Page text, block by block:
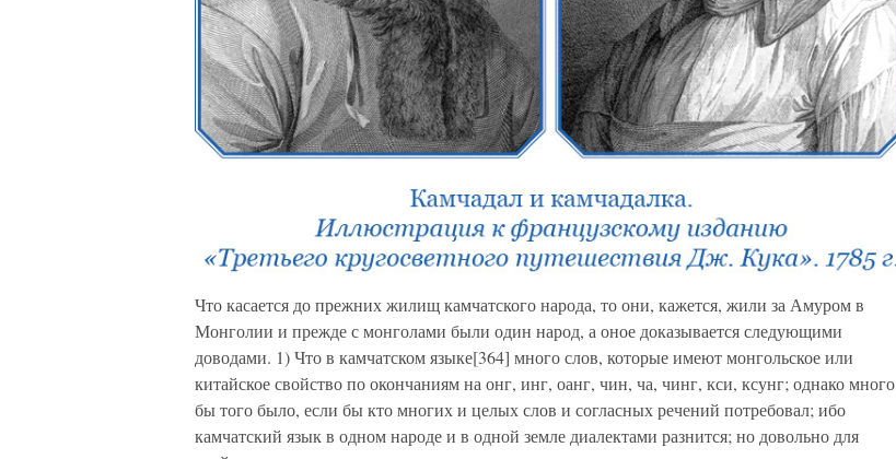
Что касается до прежних жилищ камчатского народа, то они, кажется, жили за Амуром в
Монголии и прежде с монголами были один народ, а оное доказывается следующими
доводами. 1) Что в камчатском языке[364] много слов, которые имеют монгольское или
китайское свойство по окончаниям на онг, инг, оанг, чин, ча, чинг, кси, ксунг; однако много
бы того было, если бы кто многих и целых слов и согласных речений потребовал; ибо
камчатский язык в одном народе и в одной земле диалектами разнится; но довольно для